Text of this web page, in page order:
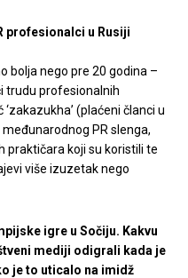
profesionalci u Rusiji
bolja nego pre 20 godina –
trudu profesionalnih
(plaćeni članci u
PR slenga,
praktičara koji su koristili te
više izuzetak nego
igre u Sočiju. Kakvu
mediji odigrali kada je
je to uticalo na imidž